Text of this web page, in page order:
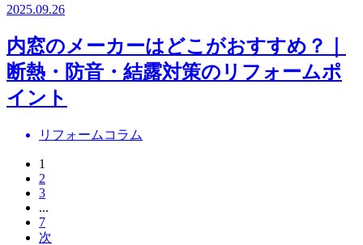
2025.09.26
内窓のメーカーはどこがおすすめ？｜
断熱・防音・結露対策のリフォームポ
イント
リフォームコラム
1
2
3
...
7
次